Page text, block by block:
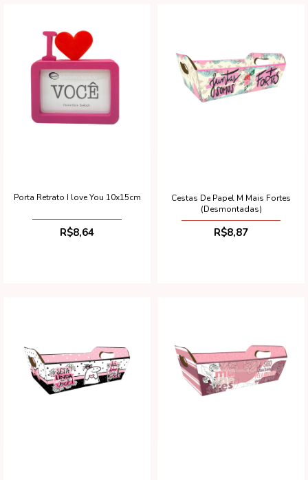
Porta Retrato I love You 10x15cm
R$8,64
Cestas De Papel M Mais Fortes
(Desmontadas)
R$8,87